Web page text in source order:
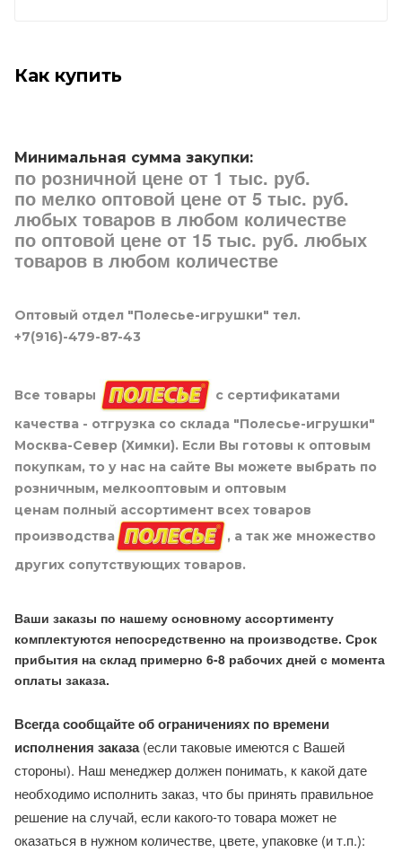
Как купить
Минимальная сумма закупки:
по розничной цене от 1 тыс. руб.
по мелко оптовой цене от 5 тыс. руб.
любых товаров в любом количестве
по оптовой цене от 15 тыс. руб. любых
товаров в любом количестве
Оптовый отдел "Полесье-игрушки" тел.
+7(916)-479-87-43
Все товары
с сертификатами
качества - отгрузка со склада "Полесье-игрушки"
Москва-Север (Химки). Если Вы готовы к оптовым
покупкам, то у нас на сайте Вы можете выбрать по
розничным, мелкооптовым и оптовым
ценам полный ассортимент всех товаров
производства
, а так же множество
других сопутствующих товаров.
Ваши заказы по нашему основному ассортименту
комплектуются непосредственно на производстве. Срок
прибытия на склад примерно 6-8 рабочих дней с момента
оплаты заказа.
Всегда сообщайте об ограничениях по времени
исполнения заказа(если таковые имеются с Вашей
стороны). Наш менеджер должен понимать, к какой дате
необходимо исполнить заказ, что бы принять правильное
решение на случай, если какого-то товара может не
оказаться в нужном количестве, цвете, упаковке (и т.п.):